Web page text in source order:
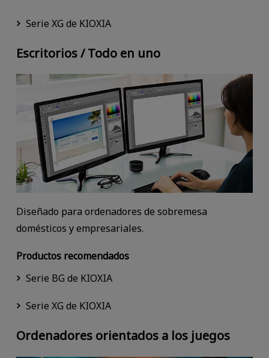
Serie XG de KIOXIA
Escritorios / Todo en uno
Diseñado para ordenadores de sobremesa
domésticos y empresariales.
Productos recomendados
Serie BG de KIOXIA
Serie XG de KIOXIA
Ordenadores orientados a los juegos